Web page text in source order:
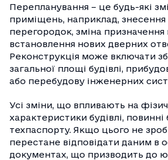
Перепланування – це будь-які
приміщень, наприклад, знесення
перегородок, зміна призначення
встановлення нових дверних
Реконструкція може включати
загальної площі будівлі,
або перебудову інженерних
Усі зміни, що впливають на
характеристики будівлі, повинні
техпаспорту. Якщо цього не
перестане відповідати даним в
документах, що призводить до